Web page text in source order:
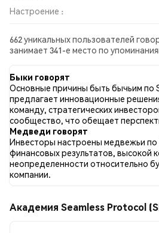
Настроение :
662 уникальных пользователей
занимает 341-е место по
отношении SEAM во всех
Всего было опубликовано 0
Twitter 40.63% твитов имели бычий
13.92% твитов с медвежьим
твитов были нейтральными по
данные основаны на 352 твитах.
Быки говорят
Основные причины быть бычьим по
предлагает инновационные
команду, стратегических
сообщество, что обещает
Медведи говорят
Инвесторы настроены медвежьи по
финансовых результатов, высокой
неопределенности относительно
компании.
Академия Seamless Protocol